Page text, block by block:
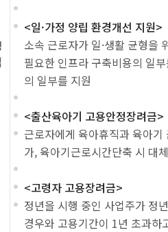
<일·가정 양립 환경개선 지원>
소속 근로자가 일·생활 균형을
필요한 인프라 구축비용의 일
의 일부를 지원
<출산육아기 고용안정장려금>
근로자에게 육아휴직과 육아
가, 육아기근로시간단축 시 대
<고령자 고용장려금>
정년을 시행 중인 사업주가 정
경우와 고용기간이 1년 초과하